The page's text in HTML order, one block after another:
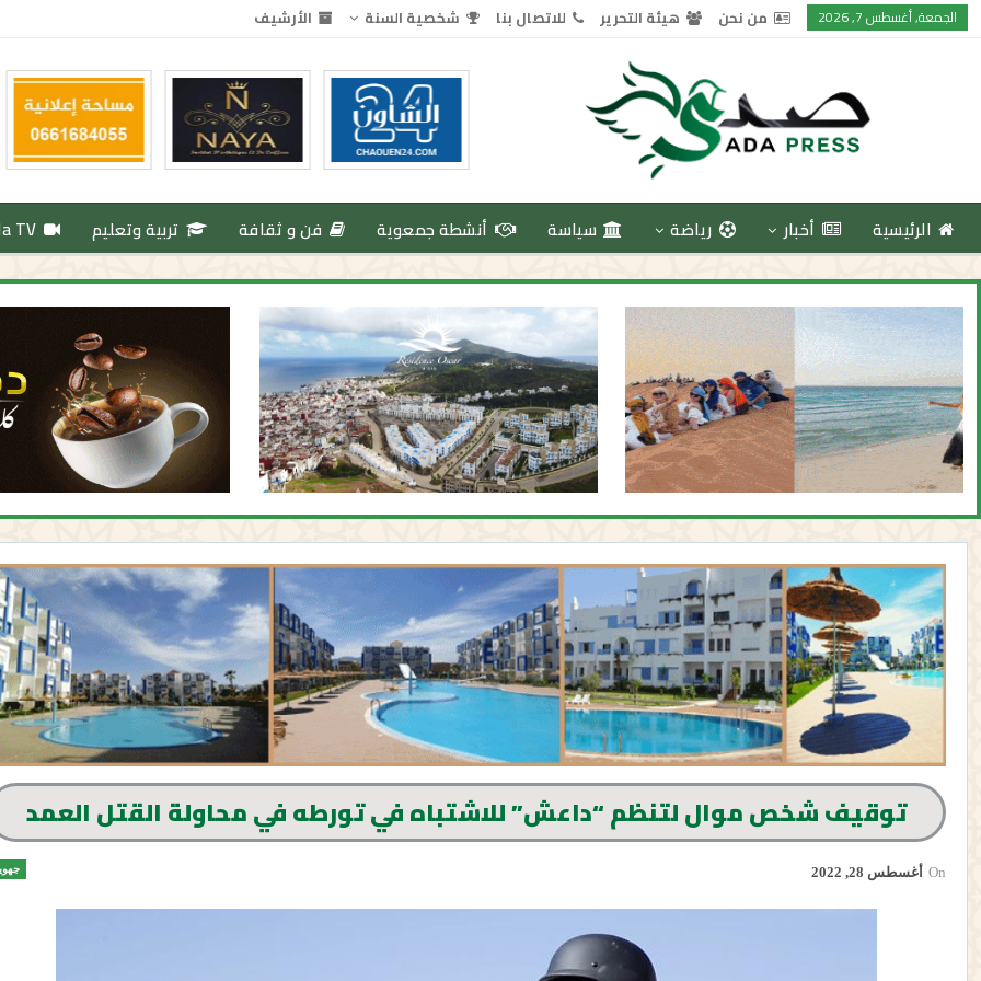
الجمعة, أغسطس 7, 2026 من نحن هيئة التحرير للاتصال بنا شخصية السنة الأرشيف
الرئيسية أخبار رياضة سياسة أنشطة جمعوية فن و ثقافة تربية وتعليم TV
توقيف شخص موال لتنظم “داعش” للاشتباه في تورطه في محاولة القتل العمد
On أغسطس 28, 2022